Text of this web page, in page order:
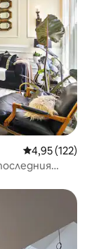
Средна
4,95 (122)